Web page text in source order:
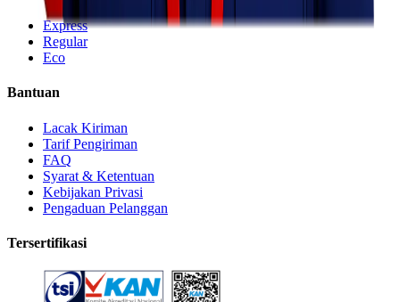
Express
Regular
Eco
Bantuan
Lacak Kiriman
Tarif Pengiriman
FAQ
Syarat & Ketentuan
Kebijakan Privasi
Pengaduan Pelanggan
Tersertifikasi